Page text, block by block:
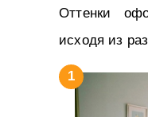
Оттенки
исходя из